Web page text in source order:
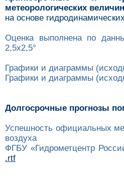
метеорологических величин
на основе
Оценка выполнена по
2,5x2,5°
Графики и диаграммы
Графики и диаграммы
Долгосрочные прогнозы
Успешность официальных
воздуха
ФГБУ «Гидрометцентр
.rtf